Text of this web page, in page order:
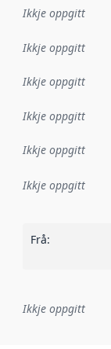
Ikkje oppgitt
Ikkje oppgitt
Ikkje oppgitt
Ikkje oppgitt
Ikkje oppgitt
Ikkje oppgitt
Frå:
Referanse til ei
Ikkje oppgitt